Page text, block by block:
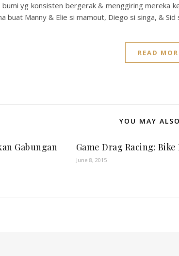
yg konsisten bergerak & menggiring mereka
buat Manny & Elie si mamout, Diego si singa, & Sid
READ
YOU MAY
Gabungan
Game Drag Racing:
June 8, 2015